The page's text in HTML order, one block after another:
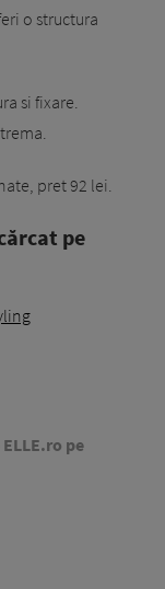
o structura
si fixare.
pret 92 lei.
pe
pe